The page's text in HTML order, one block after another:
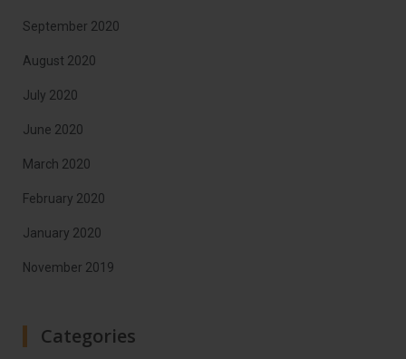
September 2020
August 2020
July 2020
June 2020
March 2020
February 2020
January 2020
November 2019
Categories